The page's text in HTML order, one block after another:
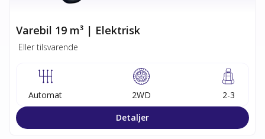
Varebil 19 m³ | Elektrisk
Eller tilsvarende
Automat 2WD
2-3
Detaljer